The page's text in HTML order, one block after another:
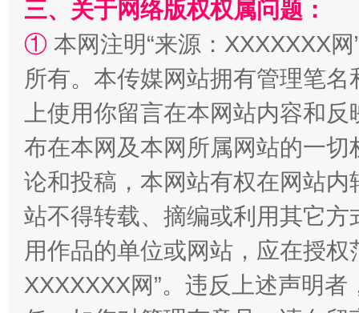
解纷+调解+退费，一次搞定
站台名比不上好声名
三、关于网络版权权属问题：
① 本网注明“来源：XXXXXXX
所有。本传媒网站拥有管理笔
上使用你留言在本网站内容和
布在本网及本网所属网站的一
论和投稿，本网站有权在网站
站不得转载、摘编或利用其它
用作品的单位或网站，应在授
XXXXXXX网”。违反上述声明